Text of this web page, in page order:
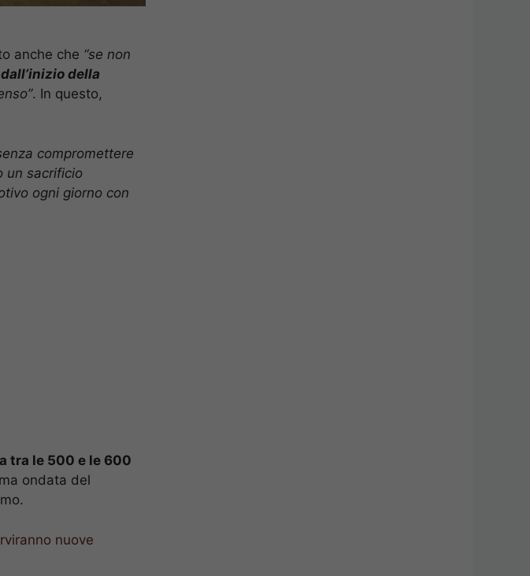
anche che “se non
della
. In questo,
compromettere
un sacrificio
ogni giorno con
tra le 500 e le 600
ondata del
nuove